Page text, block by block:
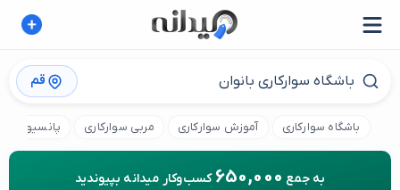
قم
باشگاه سوارکاری آموزش سوارکاری مربی سوارکاری پانسیون
به جمع 650,000 کسب‌وکار میدانه بپیوندید